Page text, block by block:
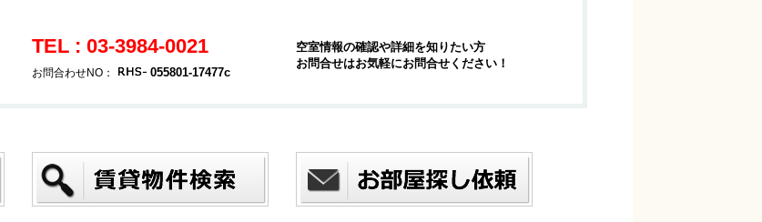
TEL : 03-3984-0021
お問合わせNO： 055801-17477c
空室情報の確認や詳細を知りたい方
お問合せはお気軽にお問合せください！